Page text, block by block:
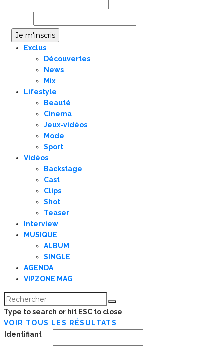
Exclus
Découvertes
News
Mix
Lifestyle
Beauté
Cinema
Jeux-vidéos
Mode
Sport
Vidéos
Backstage
Cast
Clips
Shot
Teaser
Interview
MUSIQUE
ALBUM
SINGLE
AGENDA
VIPZONE MAG
Type to search or hit ESC to close
VOIR TOUS LES RÉSULTATS
Identifiant